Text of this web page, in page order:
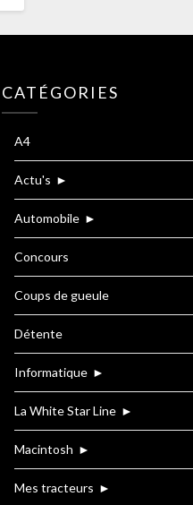
CATÉGORIES
A4
Actu's ►
Automobile ►
Concours
Coups de gueule
Détente
Informatique ►
La White Star Line ►
Macintosh ►
Mes tracteurs ►